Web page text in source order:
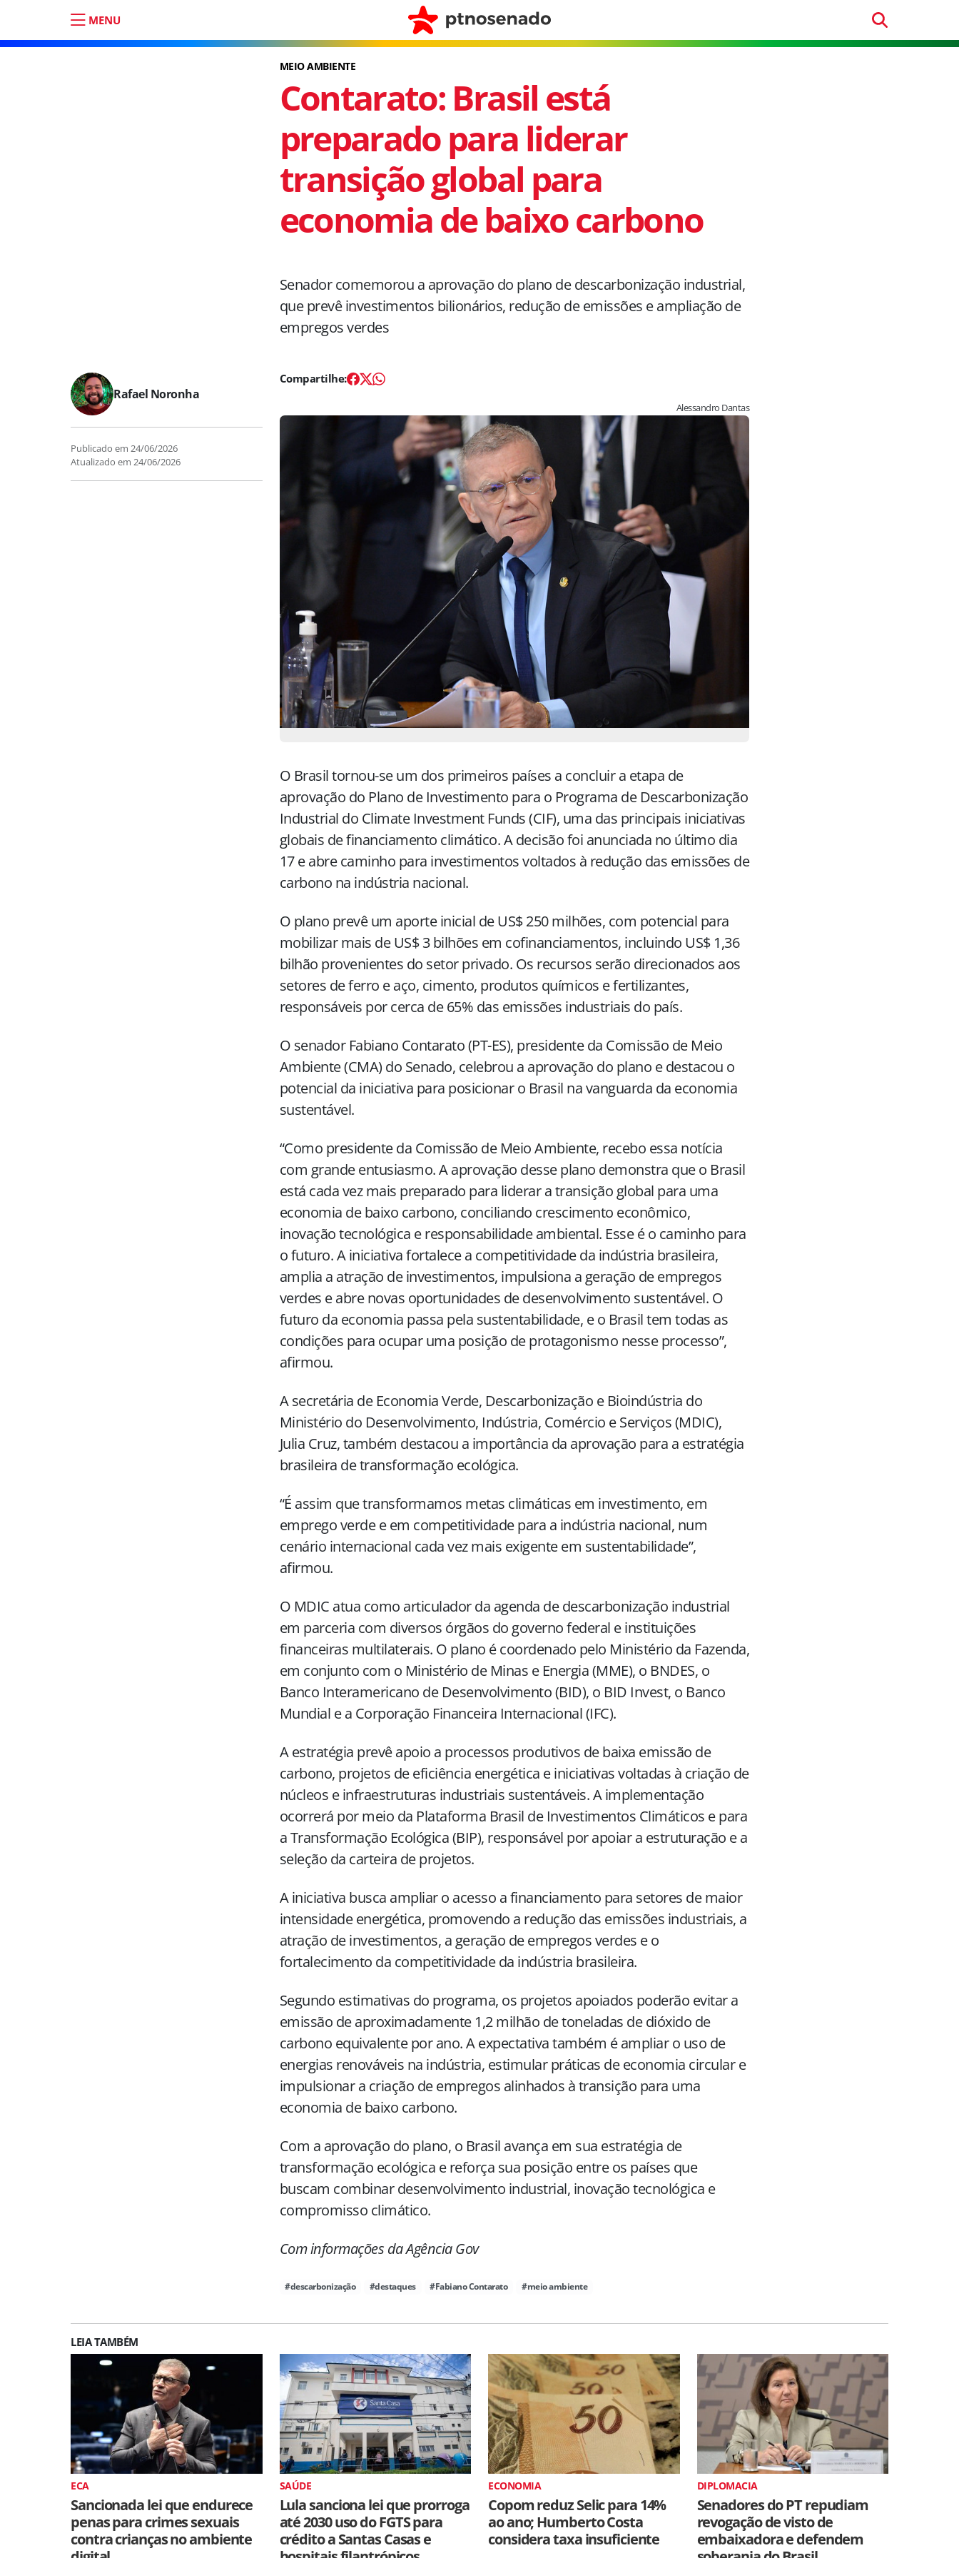
MENU
MEIO AMBIENTE
Contarato: Brasil está
preparado para liderar
transição global para
economia de baixo carbono
Senador comemorou a aprovação do plano de descarbonização industrial,
que prevê investimentos bilionários, redução de emissões e ampliação de
empregos verdes
Rafael Noronha
Publicado em 24/06/2026
Atualizado em 24/06/2026
Alessandro Dantas
O Brasil tornou-se um dos primeiros países a concluir a etapa de
aprovação do Plano de Investimento para o Programa de Descarbonização
Industrial do Climate Investment Funds (CIF), uma das principais iniciativas
globais de financiamento climático. A decisão foi anunciada no último dia
17 e abre caminho para investimentos voltados à redução das emissões de
carbono na indústria nacional.
O plano prevê um aporte inicial de US$ 250 milhões, com potencial para
mobilizar mais de US$ 3 bilhões em cofinanciamentos, incluindo US$ 1,36
bilhão provenientes do setor privado. Os recursos serão direcionados aos
setores de ferro e aço, cimento, produtos químicos e fertilizantes,
responsáveis por cerca de 65% das emissões industriais do país.
O senador Fabiano Contarato (PT-ES), presidente da Comissão de Meio
Ambiente (CMA) do Senado, celebrou a aprovação do plano e destacou o
potencial da iniciativa para posicionar o Brasil na vanguarda da economia
sustentável.
“Como presidente da Comissão de Meio Ambiente, recebo essa notícia
com grande entusiasmo. A aprovação desse plano demonstra que o Brasil
está cada vez mais preparado para liderar a transição global para uma
economia de baixo carbono, conciliando crescimento econômico,
inovação tecnológica e responsabilidade ambiental. Esse é o caminho para
o futuro. A iniciativa fortalece a competitividade da indústria brasileira,
amplia a atração de investimentos, impulsiona a geração de empregos
verdes e abre novas oportunidades de desenvolvimento sustentável. O
futuro da economia passa pela sustentabilidade, e o Brasil tem todas as
condições para ocupar uma posição de protagonismo nesse processo”,
afirmou.
A secretária de Economia Verde, Descarbonização e Bioindústria do
Ministério do Desenvolvimento, Indústria, Comércio e Serviços (MDIC),
Julia Cruz, também destacou a importância da aprovação para a estratégia
brasileira de transformação ecológica.
“É assim que transformamos metas climáticas em investimento, em
emprego verde e em competitividade para a indústria nacional, num
cenário internacional cada vez mais exigente em sustentabilidade”,
afirmou.
O MDIC atua como articulador da agenda de descarbonização industrial
em parceria com diversos órgãos do governo federal e instituições
financeiras multilaterais. O plano é coordenado pelo Ministério da Fazenda,
em conjunto com o Ministério de Minas e Energia (MME), o BNDES, o
Banco Interamericano de Desenvolvimento (BID), o BID Invest, o Banco
Mundial e a Corporação Financeira Internacional (IFC).
A estratégia prevê apoio a processos produtivos de baixa emissão de
carbono, projetos de eficiência energética e iniciativas voltadas à criação de
núcleos e infraestruturas industriais sustentáveis. A implementação
ocorrerá por meio da Plataforma Brasil de Investimentos Climáticos e para
a Transformação Ecológica (BIP), responsável por apoiar a estruturação e a
seleção da carteira de projetos.
A iniciativa busca ampliar o acesso a financiamento para setores de maior
intensidade energética, promovendo a redução das emissões industriais, a
atração de investimentos, a geração de empregos verdes e o
fortalecimento da competitividade da indústria brasileira.
Segundo estimativas do programa, os projetos apoiados poderão evitar a
emissão de aproximadamente 1,2 milhão de toneladas de dióxido de
carbono equivalente por ano. A expectativa também é ampliar o uso de
energias renováveis na indústria, estimular práticas de economia circular e
impulsionar a criação de empregos alinhados à transição para uma
economia de baixo carbono.
Com a aprovação do plano, o Brasil avança em sua estratégia de
transformação ecológica e reforça sua posição entre os países que
buscam combinar desenvolvimento industrial, inovação tecnológica e
compromisso climático.
Com informações da Agência Gov
#descarbonização #destaques #Fabiano Contarato #meio ambiente
LEIA TAMBÉM
ECA
Sancionada lei que endurece
penas para crimes sexuais
contra crianças no ambiente
SAÚDE
Lula sanciona lei que prorroga
até 2030 uso do FGTS para
crédito a Santas Casas e
ECONOMIA
Copom reduz Selic para 14%
ao ano; Humberto Costa
considera taxa insuficiente
DIPLOMACIA
Senadores do PT repudiam
revogação de visto de
embaixadora e defendem